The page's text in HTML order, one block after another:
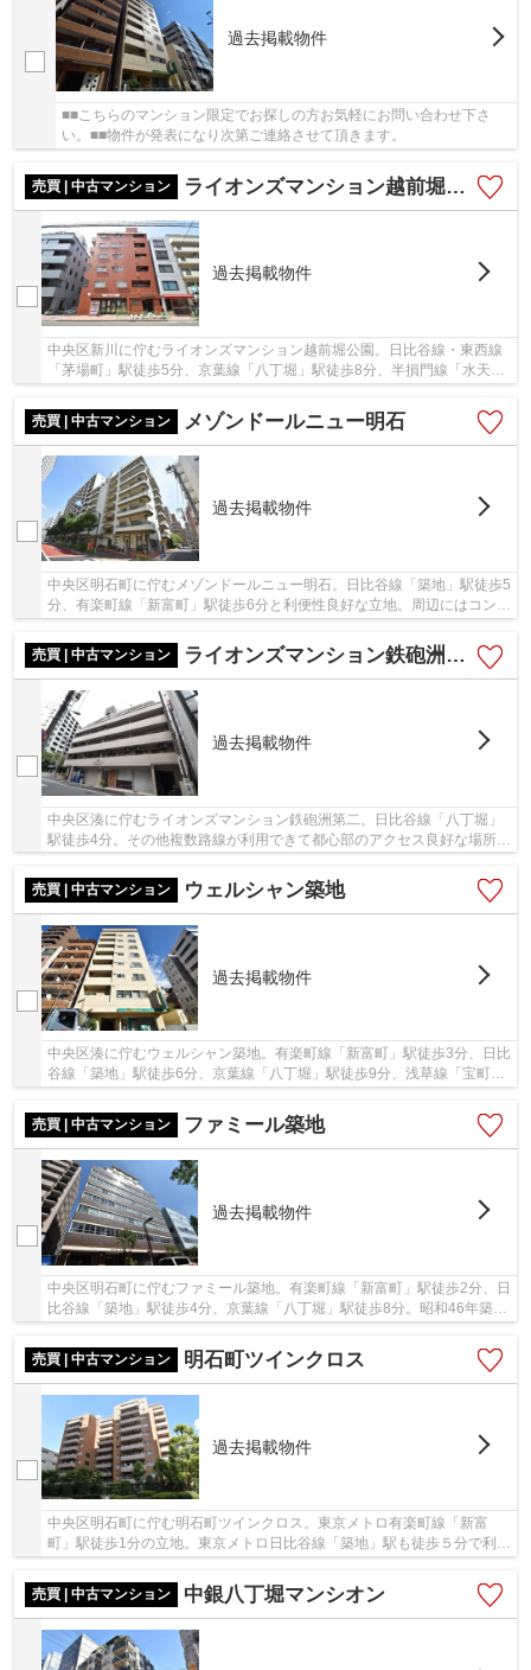
過去掲載物件
■■こちらのマンション限定でお探しの方お気軽にお問い合わせ下さ
い。■■物件が発表になり次第ご連絡させて頂きます。
売買 | 中古マンション ライオンズマンション越前堀公園
過去掲載物件
中央区新川に佇むライオンズマンション越前堀公園。日比谷線・東西線
「茅場町」駅徒歩5分、京葉線「八丁堀」駅徒歩8分、半損門線「水天宮
売買 | 中古マンション
メゾンドールニュー明石
過去掲載物件
中央区明石町に佇むメゾンドールニュー明石。日比谷線「築地」駅徒歩5
分、有楽町線「新富町」駅徒歩6分と利便性良好な立地。周辺にはコンビ
ニやスーパーが多数あります。公園や学校・...
売買 | 中古マンション
ライオンズマンション鉄砲洲第二
過去掲載物件
中央区湊に佇むライオンズマンション鉄砲洲第二。日比谷線「八丁堀」
駅徒歩4分。その他複数路線が利用できて都心部のアクセス良好な場所で
売買 | 中古マンション
ウェルシャン築地
過去掲載物件
中央区湊に佇むウェルシャン築地。有楽町線「新富町」駅徒歩3分、日比
谷線「築地」駅徒歩6分、京葉線「八丁堀」駅徒歩9分、浅草線「宝町」
売買 | 中古マンション
ファミール築地
過去掲載物件
中央区明石町に佇むファミール築地。有楽町線「新富町」駅徒歩2分、日
比谷線「築地」駅徒歩4分、京葉線「八丁堀」駅徒歩8分。昭和46年築、
売買 | 中古マンション
明石町ツインクロス
過去掲載物件
中央区明石町に佇む明石町ツインクロス。東京メトロ有楽町線「新富
町」駅徒歩1分の立地。東京メトロ日比谷線「築地」駅も徒歩５分で利用
売買 | 中古マンション
中銀八丁堀マンシオン